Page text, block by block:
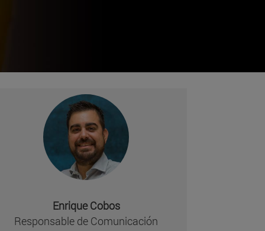
Enrique Cobos
Responsable de Comunicación